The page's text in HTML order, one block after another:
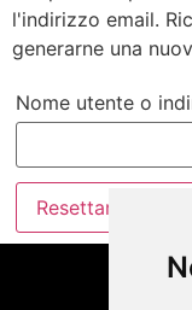
l'indirizzo email.
generarne una
Nome utente o
Resettare la